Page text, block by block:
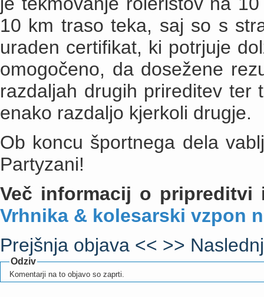
10 km traso teka, saj so s
uraden certifikat, ki potrjuje
omogočeno, da dosežene
razdaljah drugih prireditev ter
enako razdaljo kjerkoli drugje.
Ob koncu športnega dela
Partyzani!
Več informacij o pripreditvi
Vrhnika & kolesarski vzpon
Prejšnja objava << >>
Odziv
Komentarji na to objavo so zaprti.